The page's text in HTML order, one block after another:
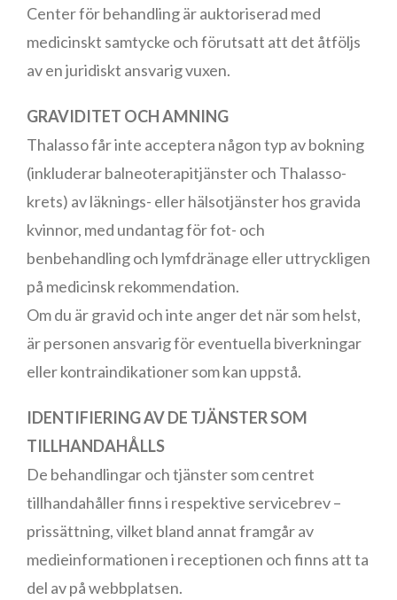
Center för behandling är auktoriserad med
medicinskt samtycke och förutsatt att det åtföljs
av en juridiskt ansvarig vuxen.
GRAVIDITET OCH AMNING
Thalasso får inte acceptera någon typ av bokning
(inkluderar balneoterapitjänster och Thalasso-
krets) av läknings- eller hälsotjänster hos gravida
kvinnor, med undantag för fot- och
benbehandling och lymfdränage eller uttryckligen
på medicinsk rekommendation.
Om du är gravid och inte anger det när som helst,
är personen ansvarig för eventuella biverkningar
eller kontraindikationer som kan uppstå.
IDENTIFIERING AV DE TJÄNSTER SOM
TILLHANDAHÅLLS
De behandlingar och tjänster som centret
tillhandahåller finns i respektive servicebrev –
prissättning, vilket bland annat framgår av
medieinformationen i receptionen och finns att ta
del av på webbplatsen.